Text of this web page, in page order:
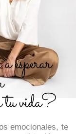
esperar
tu vida?
emocionales, te